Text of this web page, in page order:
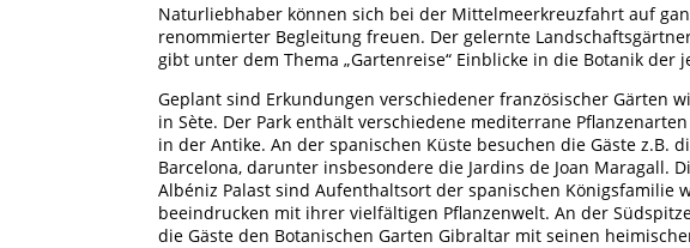
Naturliebhaber können sich bei der Mittelmeerkreuzfahrt auf
renommierter Begleitung freuen. Der gelernte
gibt unter dem Thema „Gartenreise“ Einblicke in die Botanik der
Geplant sind Erkundungen verschiedener französischer Gärten
in Sète. Der Park enthält verschiedene mediterrane
in der Antike. An der spanischen Küste besuchen die Gäste z.B.
Barcelona, darunter insbesondere die Jardins de Joan Maragall.
Albéniz Palast sind Aufenthaltsort der spanischen Königsfamilie
beeindrucken mit ihrer vielfältigen Pflanzenwelt. An der
die Gäste den Botanischen Garten Gibraltar mit seinen